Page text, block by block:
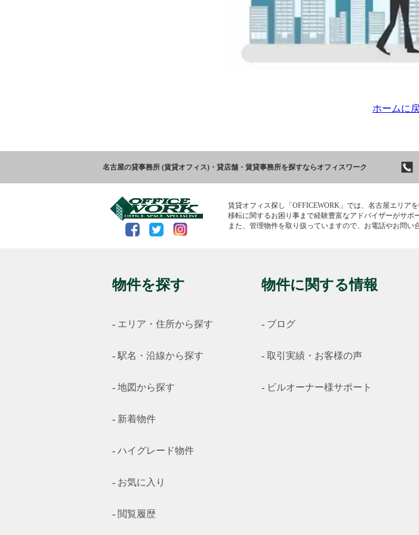
ホームに
名古屋の貸事務所 (賃貸オフィス)・貸店舗・賃貸事務所を探すならオフィスワーク
賃貸オフィス探し「OFFICEWORK」では、名古屋エリア
移転に関するお困り事まで経験豊富なアドバイザーがサポ
また、管理物件を取り扱っていますので、お電話やお問い
物件を探す
エリア・住所から探す
駅名・沿線から探す
地図から探す
新着物件
ハイグレード物件
お気に入り
閲覧履歴
物件に関する情報
ブログ
取引実績・お客様の声
ビルオーナー様サポート